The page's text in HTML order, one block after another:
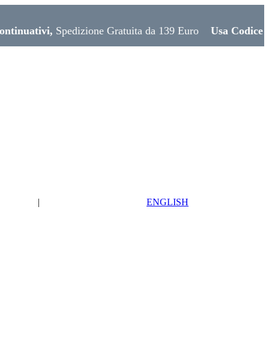
Gratuita da 139 Euro Usa Codice EXTRA10
| ENGLISH